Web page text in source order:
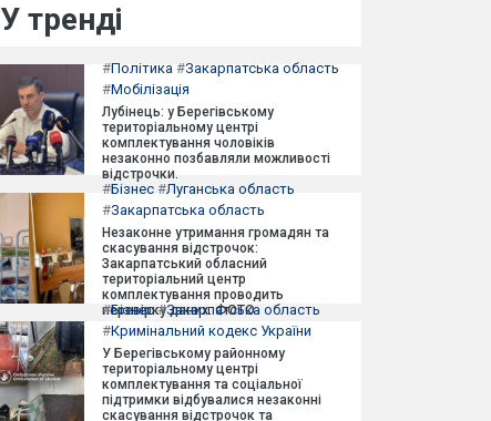
У тренді
#Політика #Закарпатська область
#Мобілізація
Лубінець: у Берегівському
територіальному центрі
комплектування чоловіків
незаконно позбавляли можливості
відстрочки.
#Бізнес #Луганська область
#Закарпатська область
Незаконне утримання громадян та
скасування відстрочок:
Закарпатський обласний
територіальний центр
комплектування проводить
перевірку даних. ФОТО
#Бізнес#Закарпатська область
#Кримінальний кодекс України
У Берегівському районному
територіальному центрі
комплектування та соціальної
підтримки відбувалися незаконні
скасування відстрочок та